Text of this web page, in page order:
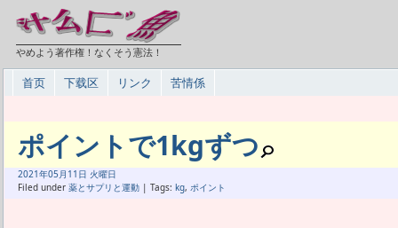
やめよう著作権！なくそう憲法！
首页 下载区 リンク 苦情係
ポイントで1kgずつ
2021年05月 11日 火曜日
Filed under 薬とサプリと運動 | Tags: kg, ポイント